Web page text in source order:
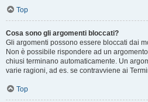
Top
Cosa sono gli argomenti bloccati?
Gli argomenti possono essere bloccati dai
Non è possibile rispondere ad un
chiusi terminano automaticamente. Un
varie ragioni, ad es. se contravviene ai
Top